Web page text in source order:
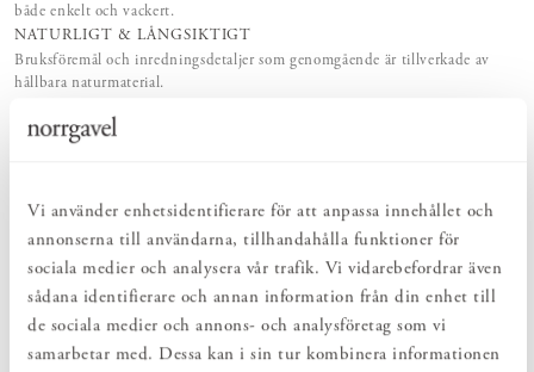
Vi använder enhetsidentifierare för att anpassa innehållet och
annonserna till användarna, tillhandahålla funktioner för
sociala medier och analysera vår trafik. Vi vidarebefordrar även
sådana identifierare och annan information från din enhet till
de sociala medier och annons- och analysföretag som vi
samarbetar med. Dessa kan i sin tur kombinera informationen
både enkelt och vackert.
NATURLIGT & LÅNGSIKTIGT
Bruksföremål och inredningsdetaljer som genomgående är tillverkade av
hållbara naturmaterial.
Inredningsdetaljer som kompletterar möblerna och skapar en harmonisk
PRODUKTBESKRIVNING
De aromatiska ögonkuddarna i ekologisk percale-bomull är fyllda
med en blandning av linfrö och lavendel. Placera den välfyllda och
väldoftande kudden över ögonen för en stunds avkoppling.
Ögonkudden kan också läggas i linneskåpet eller på kudden för att
sprida en mild och frisk doft. Det finns väl inget bättre än